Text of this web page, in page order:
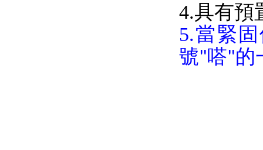
4.具有預
5.當緊固
號"嗒"的